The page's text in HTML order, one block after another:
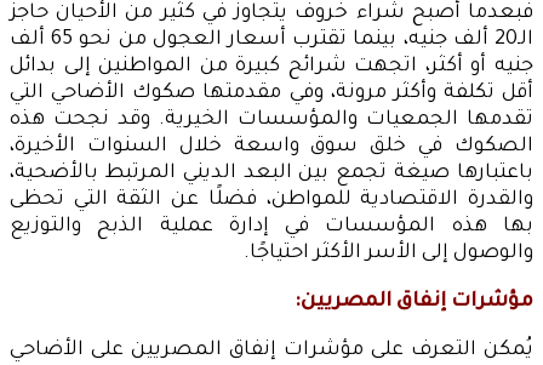
فبعدما أصبح شراء خروف يتجاوز في كثير من الأحيان حاجز
الـ20 ألف جنيه، بينما تقترب أسعار العجول من نحو 65 ألف
جنيه أو أكثر، اتجهت شرائح كبيرة من المواطنين إلى بدائل
أقل تكلفة وأكثر مرونة، وفي مقدمتها صكوك الأضاحي التي
تقدمها الجمعيات والمؤسسات الخيرية. وقد نجحت هذه
الصكوك في خلق سوق واسعة خلال السنوات الأخيرة،
باعتبارها صيغة تجمع بين البعد الديني المرتبط بالأضحية،
والقدرة الاقتصادية للمواطن، فضلًا عن الثقة التي تحظى
بها هذه المؤسسات في إدارة عملية الذبح والتوزيع
والوصول إلى الأسر الأكثر احتياجًا.
مؤشرات إنفاق المصريين:
يُمكن التعرف على مؤشرات إنفاق المصريين على الأضاحي